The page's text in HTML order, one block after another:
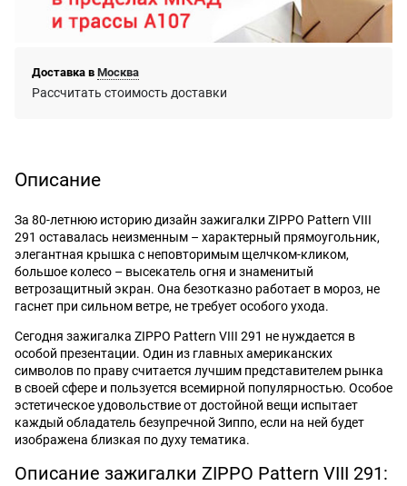
Доставка в Москва
Рассчитать стоимость доставки
Описание
За 80-летнюю историю дизайн зажигалки ZIPPO Pattern VIII
291 оставалась неизменным – характерный прямоугольник,
элегантная крышка с неповторимым щелчком-кликом,
большое колесо – высекатель огня и знаменитый
ветрозащитный экран. Она безотказно работает в мороз, не
гаснет при сильном ветре, не требует особого ухода.
Сегодня зажигалка ZIPPO Pattern VIII 291 не нуждается в
особой презентации. Один из главных американских
символов по праву считается лучшим представителем рынка
в своей сфере и пользуется всемирной популярностью. Особое
эстетическое удовольствие от достойной вещи испытает
каждый обладатель безупречной Зиппо, если на ней будет
изображена близкая по духу тематика.
Описание зажигалки ZIPPO Pattern VIII 291: